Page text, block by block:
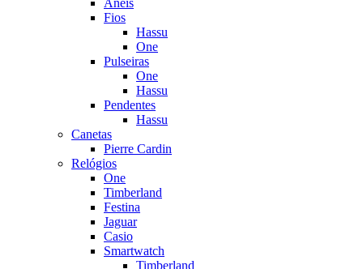
Fios
Hassu
One
Pulseiras
One
Hassu
Pendentes
Hassu
Canetas
Pierre Cardin
Relógios
One
Timberland
Festina
Jaguar
Casio
Smartwatch
Timberland